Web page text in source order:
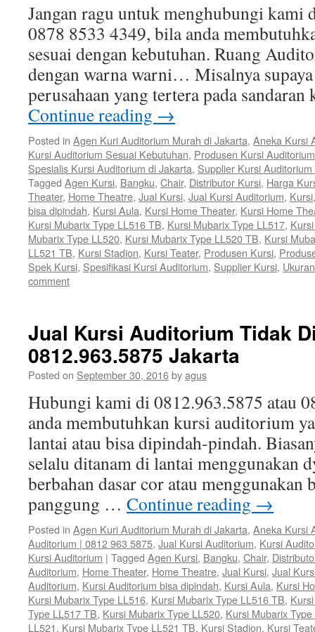
Jangan ragu untuk menghubungi kami
0878 8533 4349, bila anda
sesuai dengan kebutuhan. Ruang
dengan warna warni… Misalnya
perusahaan yang tertera pada
Continue reading →
Posted in Agen Kuri Auditorium Murah di Jakarta, Aneka Kursi
Kursi Auditorium Sesuai Kebutuhan, Produsen Kursi Auditorium
Spesialis Kursi Auditorium di Jakarta, Supplier Kursi
Tagged Agen Kursi, Bangku, Chair, Distributor Kursi, Harga
Theater, Home Theatre, Jual Kursi, Jual Kursi Auditorium, Kursi
bisa dipindah, Kursi Aula, Kursi Home Theater, Kursi Home
Kursi Mubarix Type LL516 TB, Kursi Mubarix Type LL517,
Mubarix Type LL520, Kursi Mubarix Type LL520 TB, Kursi
LL521 TB, Kursi Stadion, Kursi Teater, Produsen Kursi,
Spek Kursi, Spesifikasi Kursi Auditorium, Supplier Kursi,
comment
Jual Kursi Auditorium Tidak
0812.963.5875 Jakarta
Posted on September 30, 2016byagus
Hubungi kami di 0812.963.5875 atau
anda membutuhkan kursi auditorium
lantai atau bisa dipindah-pindah.
selalu ditanam di lantai menggunakan
berbahan dasar cor atau menggunakan
panggung … Continue reading →
Posted in Agen Kuri Auditorium Murah di Jakarta, Aneka Kursi
Auditorium | 0812 963 5875, Jual Kursi Auditorium, Kursi
Kursi Auditorium | Tagged Agen Kursi, Bangku, Chair,
Auditorium, Home Theater, Home Theatre, Jual Kursi, Jual
Auditorium, Kursi Auditorium bisa dipindah, Kursi Aula, Kursi
Kursi Mubarix Type LL516, Kursi Mubarix Type LL516 TB,
Type LL517 TB, Kursi Mubarix Type LL520, Kursi Mubarix
LL521, Kursi Mubarix Type LL521 TB, Kursi Stadion, Kursi